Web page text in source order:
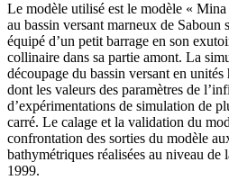
Le modèle utilisé est le modèle « Mina
au bassin versant marneux de Saboun
équipé d’un petit barrage en son
collinaire dans sa partie amont. La
découpage du bassin versant en
dont les valeurs des paramètres de
d’expérimentations de simulation de
carré. Le calage et la validation du
confrontation des sorties du modèle
bathymétriques réalisées au niveau de
1999.